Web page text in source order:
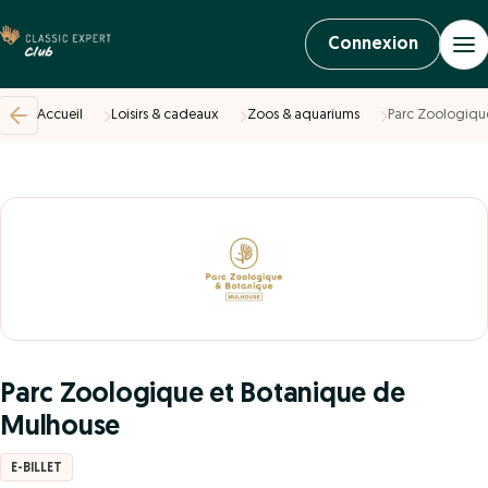
Connexion
Accueil Loisirs & cadeaux Zoos & aquariums Parc
Parc Zoologique et Botanique de
Mulhouse
E-BILLET